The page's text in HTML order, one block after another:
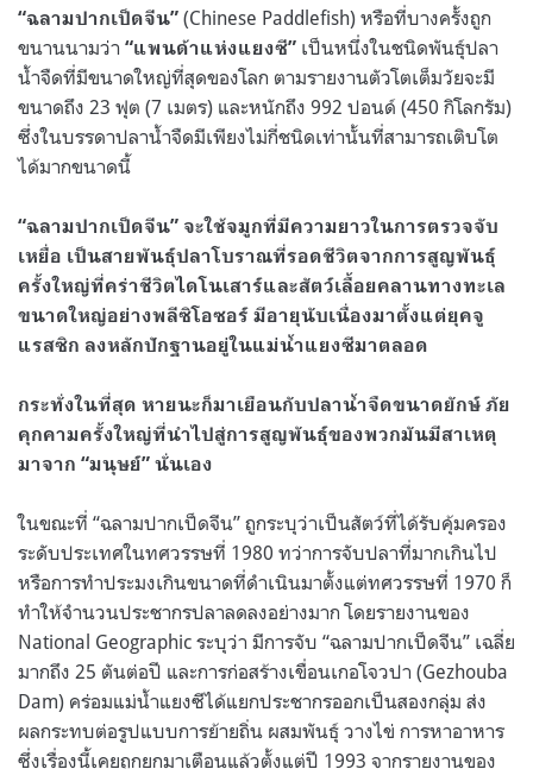
“ฉลามปากเป็ดจีน” (Chinese Paddlefish) หรือที่บางครั้งถูก
ขนานนามว่า “แพนด้าแห่งแยงซี” เป็นหนึ่งในชนิดพันธุ์ปลา
น้ำจืดที่มีขนาดใหญ่ที่สุดของโลก ตามรายงานตัวโตเต็มวัยจะมี
ขนาดถึง 23 ฟุต (7 เมตร) และหนักถึง 992 ปอนด์ (450 กิโลกรัม)
ซึ่งในบรรดาปลาน้ำจืดมีเพียงไม่กี่ชนิดเท่านั้นที่สามารถเติบโต
ได้มากขนาดนี้
“ฉลามปากเป็ดจีน” จะใช้จมูกที่มีความยาวในการตรวจจับ
เหยื่อ เป็นสายพันธุ์ปลาโบราณที่รอดชีวิตจากการสูญพันธุ์
ครั้งใหญ่ที่คร่าชีวิตไดโนเสาร์และสัตว์เลื้อยคลานทางทะเล
ขนาดใหญ่อย่างพลีซิโอซอร์ มีอายุนับเนื่องมาตั้งแต่ยุคจู
แรสซิก ลงหลักปักฐานอยู่ในแม่น้ำแยงซีมาตลอด
กระทั่งในที่สุด หายนะก็มาเยือนกับปลาน้ำจืดขนาดยักษ์ ภัย
คุกคามครั้งใหญ่ที่นำไปสู่การสูญพันธุ์ของพวกมันมีสาเหตุ
มาจาก “มนุษย์” นั่นเอง
ในขณะที่ “ฉลามปากเป็ดจีน” ถูกระบุว่าเป็นสัตว์ที่ได้รับคุ้มครอง
ระดับประเทศในทศวรรษที่ 1980 ทว่าการจับปลาที่มากเกินไป
หรือการทำประมงเกินขนาดที่ดำเนินมาตั้งแต่ทศวรรษที่ 1970 ก็
ทำให้จำนวนประชากรปลาลดลงอย่างมาก โดยรายงานของ
National Geographic ระบุว่า มีการจับ “ฉลามปากเป็ดจีน” เฉลี่ย
มากถึง 25 ตันต่อปี และการก่อสร้างเขื่อนเกอโจวปา (Gezhouba
Dam) คร่อมแม่น้ำแยงซีได้แยกประชากรออกเป็นสองกลุ่ม ส่ง
ผลกระทบต่อรูปแบบการย้ายถิ่น ผสมพันธุ์ วางไข่ การหาอาหาร
ซึ่งเรื่องนี้เคยถูกยกมาเตือนแล้วตั้งแต่ปี 1993 จากรายงานของ